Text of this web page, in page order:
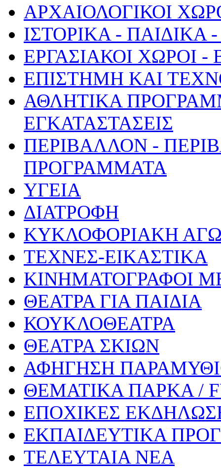
ΑΡΧΑΙΟΛΟΓΙΚΟΙ
ΙΣΤΟΡΙΚΑ -
ΕΡΓΑΣΙΑΚΟΙ ΧΩΡΟΙ
ΕΠΙΣΤΗΜΗ ΚΑΙ
ΑΘΛΗΤΙΚΑ
ΕΓΚΑΤΑΣΤΑΣΕΙΣ
ΠΕΡΙΒΑΛΛΟΝ -
ΠΡΟΓΡΑΜΜΑΤΑ
ΥΓΕΙΑ
ΔΙΑΤΡΟΦΗ
ΚΥΚΛΟΦΟΡΙΑΚΗ
ΤΕΧΝΕΣ-ΕΙΚΑΣΤΙΚΑ
ΚΙΝΗΜΑΤΟΓΡΑΦΟΙ
ΘΕΑΤΡΑ ΓΙΑ ΠΑΙΔΙΑ
ΚΟΥΚΛΟΘΕΑΤΡΑ
ΘΕΑΤΡΑ ΣΚΙΩΝ
ΑΦΗΓΗΣΗ
ΘΕΜΑΤΙΚΑ ΠΑΡΚΑ /
ΕΠΟΧΙΚΕΣ
ΕΚΠΑΙΔΕΥΤΙΚΑ
ΤΕΛΕΥΤΑΙΑ ΝΕΑ